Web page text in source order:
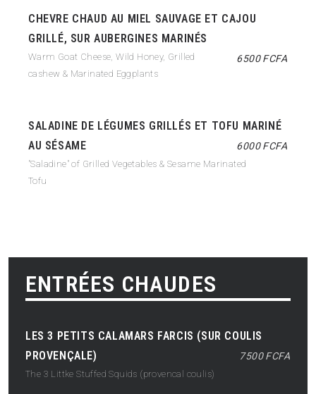
CHEVRE CHAUD AU MIEL SAUVAGE ET CAJOU
GRILLÉ, SUR AUBERGINES MARINÉS
6500 FCFA
Warm Goat Cheese, Wild Honey, Grilled
cashew & Marinated Eggplants
SALADINE DE LÉGUMES GRILLÉS ET TOFU MARINÉ
AU SÉSAME
6000 FCFA
"Saladine" of Grilled Vegetables & Sesame Marinated
Tofu
ENTRÉES CHAUDES
LES 3 PETITS CALAMARS FARCIS (SUR COULIS
PROVENÇALE)
7500 FCFA
The 3 Littke Stuffed Squids (provencal coulis)